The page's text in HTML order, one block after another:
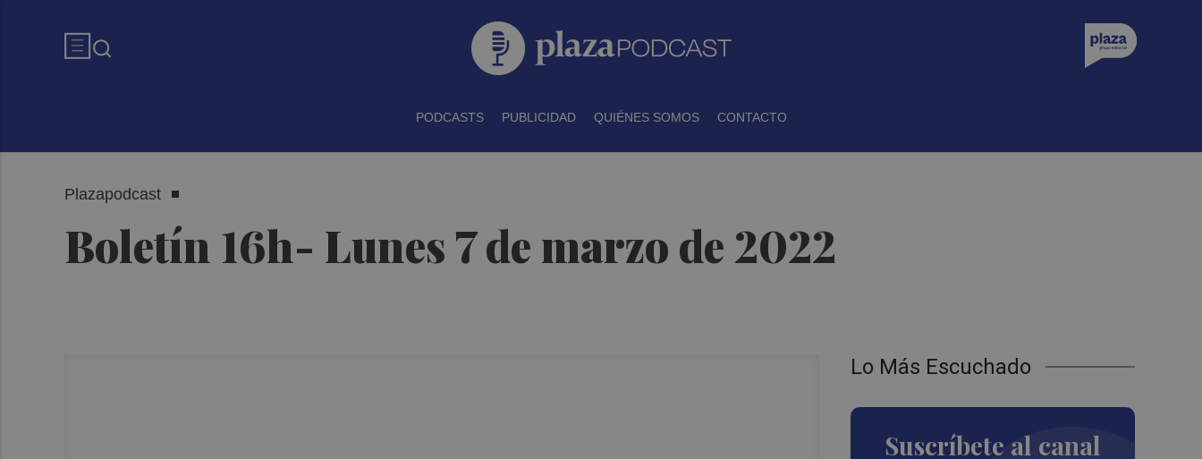
PODCASTS PUBLICIDAD QUIÉNES SOMOS CONTACTO
Plazapodcast
Boletín 16h- Lunes 7 de marzo de 2022
Lo Más Escuchado
Suscríbete al canal